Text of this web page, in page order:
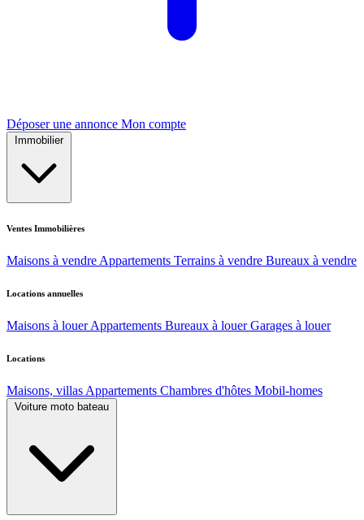
Déposer une annonce Mon compte
Immobilier
Ventes Immobilières
Maisons à vendre Appartements Terrains à vendre Bureaux à vendre
Locations annuelles
Maisons à louer Appartements Bureaux à louer Garages à louer
Locations
Maisons, villas Appartements Chambres d'hôtes Mobil-homes
Voiture moto bateau